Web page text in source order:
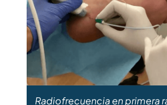
Radiofrecuencia en primera